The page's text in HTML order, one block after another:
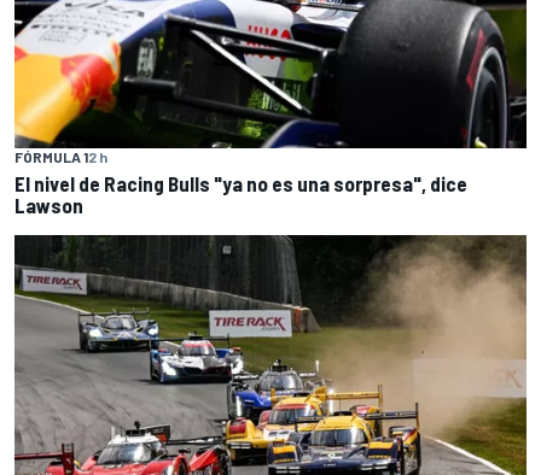
FÓRMULA 12 h
El nivel de Racing Bulls "ya no es una sorpresa", dice
Lawson